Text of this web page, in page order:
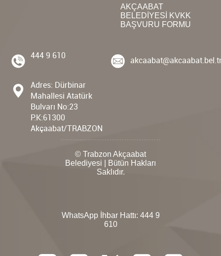
AKÇAABAT
BELEDİYESİ KVKK
BAŞVURU FORMU
444 9 610
Adres: Dürbinar
Mahallesi Atatürk
Bulvarı No:23
P.K:61300
Akçaabat/TRABZON
© Trabzon Akçaabat
Belediyesi | Bütün Hakları
Saklıdır.
WhatsApp İhbar Hattı: 444 9
610